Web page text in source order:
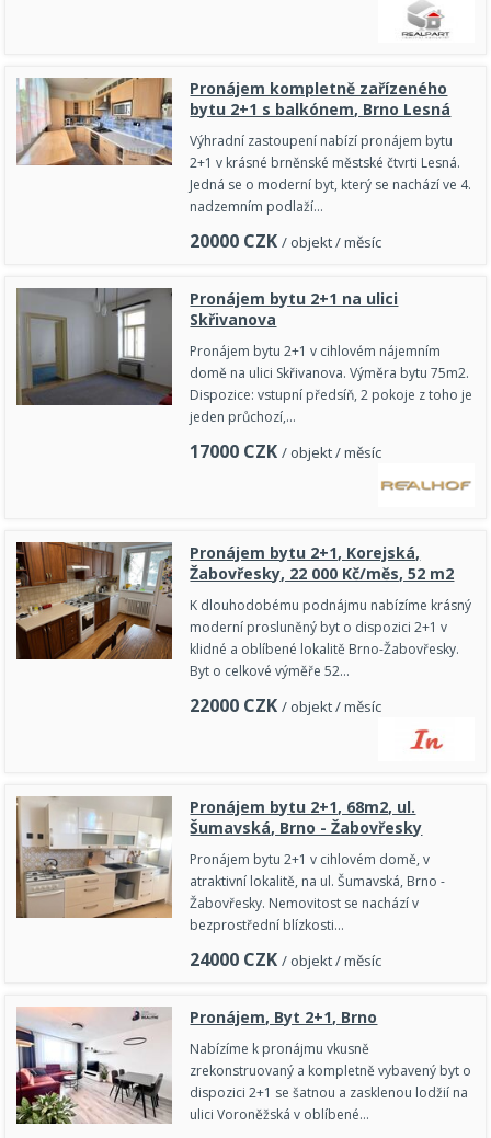
Pronájem kompletně zařízeného
bytu 2+1 s balkónem, Brno Lesná
Výhradní zastoupení nabízí pronájem bytu
2+1 v krásné brněnské městské čtvrti Lesná.
Jedná se o moderní byt, který se nachází ve 4.
nadzemním podlaží…
20000 CZK / objekt / měsíc
Pronájem bytu 2+1 na ulici
Skřivanova
Pronájem bytu 2+1 v cihlovém nájemním
domě na ulici Skřivanova. Výměra bytu 75m2.
Dispozice: vstupní předsíň, 2 pokoje z toho je
jeden průchozí,…
17000 CZK / objekt / měsíc
Pronájem bytu 2+1, Korejská,
Žabovřesky, 22 000 Kč/měs, 52 m2
K dlouhodobému podnájmu nabízíme krásný
moderní prosluněný byt o dispozici 2+1 v
klidné a oblíbené lokalitě Brno-Žabovřesky.
Byt o celkové výměře 52…
22000 CZK / objekt / měsíc
Pronájem bytu 2+1, 68m2, ul.
Šumavská, Brno - Žabovřesky
Pronájem bytu 2+1 v cihlovém domě, v
atraktivní lokalitě, na ul. Šumavská, Brno -
Žabovřesky. Nemovitost se nachází v
bezprostřední blízkosti…
24000 CZK / objekt / měsíc
Pronájem, Byt 2+1, Brno
Nabízíme k pronájmu vkusně
zrekonstruovaný a kompletně vybavený byt o
dispozici 2+1 se šatnou a zasklenou lodžií na
ulici Voroněžská v oblíbené…